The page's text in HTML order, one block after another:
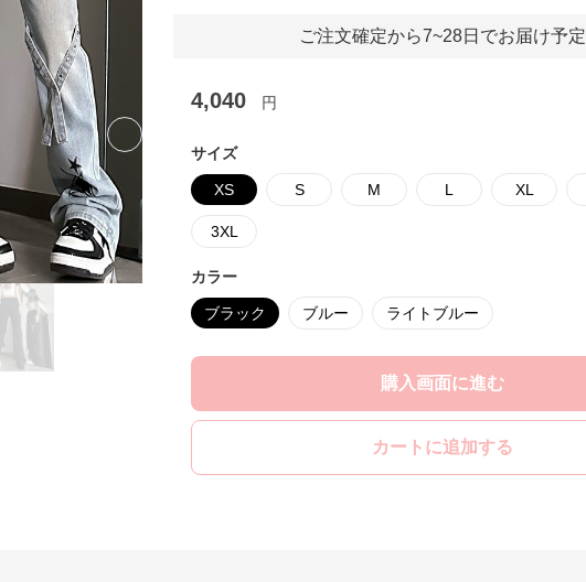
Next slide
ご注文確定から7~28日でお届け予定
4,040 円
サイズ
XS S M L XL
3XL
カラー
ブラック ブルー ライトブルー
購入画面に進む
カートに追加する